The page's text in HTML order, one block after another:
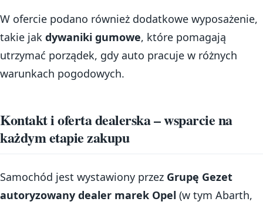
W ofercie podano również dodatkowe wyposażenie,
takie jak dywaniki gumowe, które pomagają
utrzymać porządek, gdy auto pracuje w różnych
warunkach pogodowych.
Kontakt i oferta dealerska – wsparcie na
każdym etapie zakupu
Samochód jest wystawiony przez Grupę Gezet
autoryzowany dealer marek Opel (w tym Abarth,